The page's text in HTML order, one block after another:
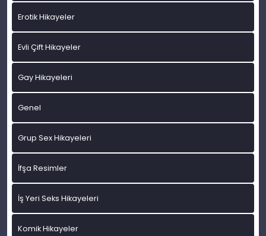
Erotik Hikayeler
Evli Çift Hikayeler
Gay Hikayeleri
Genel
Grup Sex Hikayeleri
İfşa Resimler
İş Yeri Seks Hikayeleri
Komik Hikayeler